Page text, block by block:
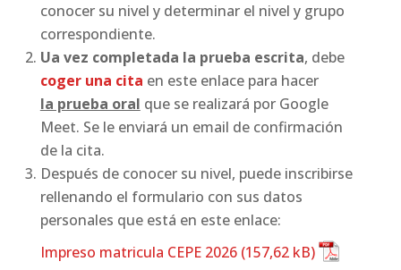
conocer su nivel y determinar el nivel y grupo
correspondiente.
Ua vez completada la prueba escrita, debe
coger una cita en este enlace para hacer
la prueba oral que se realizará por Google
Meet. Se le enviará un email de confirmación
de la cita.
Después de conocer su nivel, puede inscribirse
rellenando el formulario con sus datos
personales que está en este enlace:
Impreso matricula CEPE 2026